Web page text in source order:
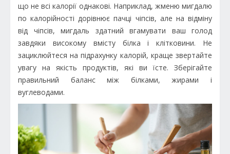
що не всі калорії однакові. Наприклад, жменю мигдалю
по калорійності дорівнює пачці чіпсів, але на відміну
від чіпсів, мигдаль здатний вгамувати ваш голод
завдяки високому вмісту білка і клітковини. Не
зациклюйтеся на підрахунку калорій, краще звертайте
увагу на якість продуктів, які ви їсте. Зберігайте
правильний баланс між білками, жирами і
вуглеводами.